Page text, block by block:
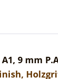
9 mm